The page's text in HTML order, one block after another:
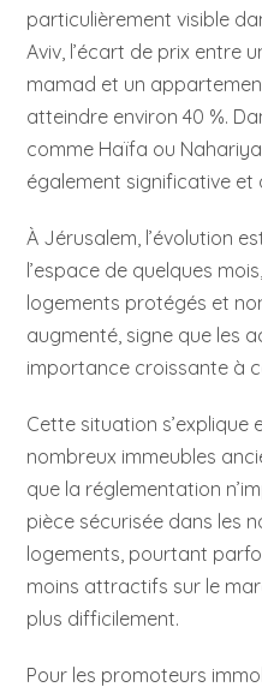
particulièrement visible
Aviv, l’écart de prix entre
mamad et un
atteindre environ 40 %.
comme Haïfa ou
également significative et
À Jérusalem, l’évolution
l’espace de quelques
logements protégés et
augmenté, signe que les
importance croissante à
Cette situation
nombreux immeubles
que la réglementation
pièce sécurisée dans les
logements, pourtant
moins attractifs sur le
plus difficilement.
Pour les promoteurs